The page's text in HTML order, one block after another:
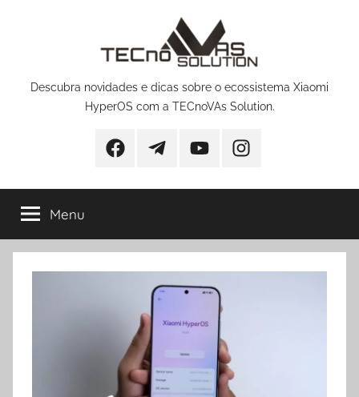
Descubra novidades e dicas sobre o ecossistema Xiaomi
HyperOS com a TECnoVAs Solution.
FacebookTelegramYouTubeInstagram
Menu